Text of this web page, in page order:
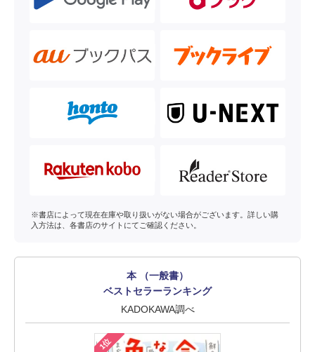
※書店によって現在在庫や取り扱いがない場合がございます。詳しい購
入方法は、各書店のサイトにてご確認ください。
本 （一般書）
ベストセラーランキング
KADOKAWA調べ
1位